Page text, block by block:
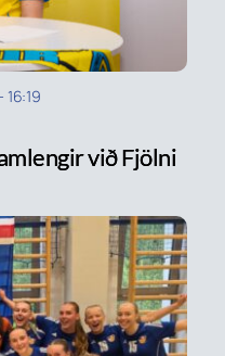
- 16:19
við Fjölni